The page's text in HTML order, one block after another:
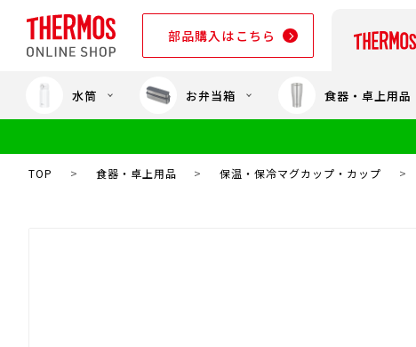
部品購入はこちら
部品購入はこちら
水筒 お弁当箱 食器・卓上用品
TOP > 食器・卓上用品 > 保温・保冷マグカップ・カップ >